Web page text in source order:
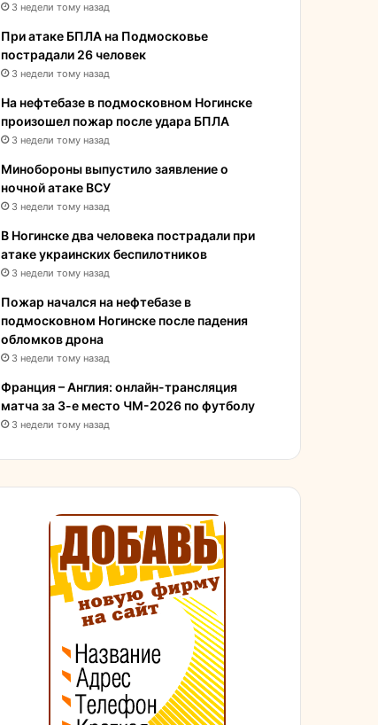
3 недели тому назад
При атаке БПЛА на Подмосковье
пострадали 26 человек
3 недели тому назад
На нефтебазе в подмосковном Ногинске
произошел пожар после удара БПЛА
3 недели тому назад
Минобороны выпустило заявление о
ночной атаке ВСУ
3 недели тому назад
В Ногинске два человека пострадали при
атаке украинских беспилотников
3 недели тому назад
Пожар начался на нефтебазе в
подмосковном Ногинске после падения
обломков дрона
3 недели тому назад
Франция – Англия: онлайн-трансляция
матча за 3-е место ЧМ-2026 по футболу
3 недели тому назад